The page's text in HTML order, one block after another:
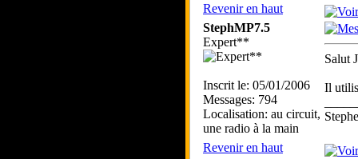
Revenir en haut
StephMP7.5
Expert**
Inscrit le: 05/01/2006
Messages: 794
Localisation: au circuit,
une radio à la main
Salut
Il
Revenir en haut